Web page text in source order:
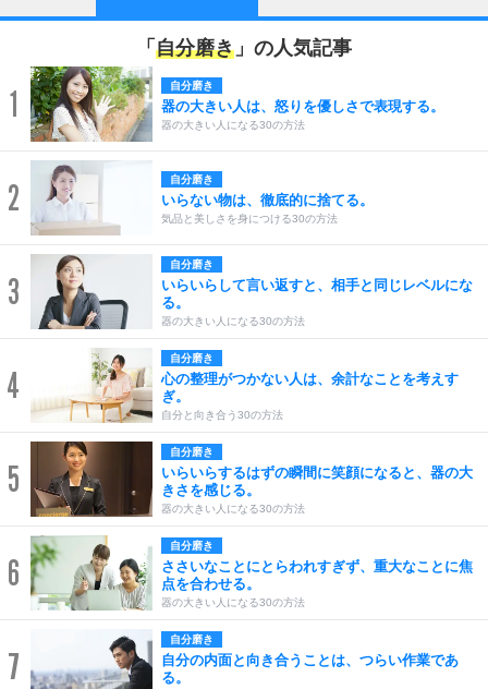
「 自分磨き 」の人気記事
1 自分磨き
器の大きい人は、怒りを優しさで表現する。
器の大きい人になる30の方法
2 自分磨き
いらない物は、徹底的に捨てる。
気品と美しさを身につける30の方法
3
自分磨き
いらいらして言い返すと、相手と同じレベルにな
る。
器の大きい人になる30の方法
4
自分磨き
心の整理がつかない人は、余計なことを考えす
ぎ。
自分と向き合う30の方法
5
自分磨き
いらいらするはずの瞬間に笑顔になると、器の大
きさを感じる。
器の大きい人になる30の方法
6
自分磨き
ささいなことにとらわれすぎず、重大なことに焦
点を合わせる。
器の大きい人になる30の方法
7
自分磨き
自分の内面と向き合うことは、つらい作業であ
る。